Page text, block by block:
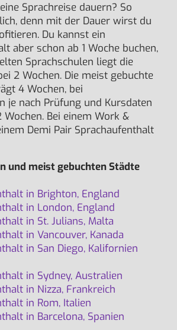
Sprachreise dauern? So
denn mit der Dauer wirst du
Du kannst ein
aber schon ab 1 Woche buchen,
Sprachschulen liegt die
2 Wochen. Die meist gebuchte
4 Wochen, bei
je nach Prüfung und Kursdaten
Wochen. Bei einem Work &
Demi Pair Sprachaufenthalt
und meist gebuchten Städte
in Brighton, England
in London, England
in St. Julians, Malta
in Vancouver, Kanada
in San Diego, Kalifornien
in Sydney, Australien
in Nizza, Frankreich
in Rom, Italien
in Barcelona, Spanien